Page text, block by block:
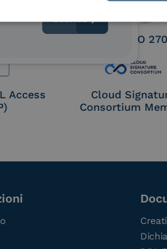
UNI EN ISO
Access
Cloud
Consortium